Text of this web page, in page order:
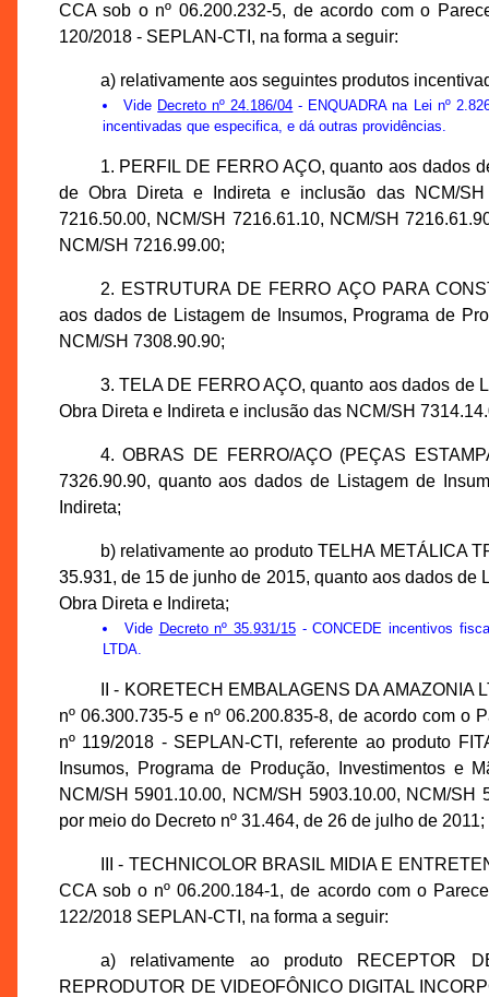
CCA sob o nº 06.200.232-5, de acordo com o
120/2018 - SEPLAN-CTI, na forma a seguir:
a) relativamente aos seguintes produtos
Vide Decreto nº 24.186/04 - ENQUADRA na Lei nº
incentivadas que especifica, e dá outras providências.
1. PERFIL DE FERRO AÇO, quanto aos dados
de Obra Direta e Indireta e inclusão das NCM/SH
7216.50.00, NCM/SH 7216.61.10, NCM/SH
NCM/SH 7216.99.00;
2. ESTRUTURA DE FERRO AÇO PARA
aos dados de Listagem de Insumos, Programa de
NCM/SH 7308.90.90;
3. TELA DE FERRO AÇO, quanto aos dados de
Obra Direta e Indireta e inclusão das NCM/SH
4. OBRAS DE FERRO/AÇO (PEÇAS
7326.90.90, quanto aos dados de Listagem de
Indireta;
b) relativamente ao produto TELHA METÁLICA
35.931, de 15 de junho de 2015, quanto aos dados de
Obra Direta e Indireta;
Vide Decreto nº 35.931/15- CONCEDE incentivos
LTDA.
II - KORETECH EMBALAGENS DA
nº 06.300.735-5 e nº 06.200.835-8, de acordo com o
nº 119/2018 - SEPLAN-CTI, referente ao produto
Insumos, Programa de Produção, Investimentos e
NCM/SH 5901.10.00, NCM/SH 5903.10.00, NCM/
por meio do Decreto nº 31.464, de 26 de julho de 2011;
III - TECHNICOLOR BRASIL MIDIA E
CCA sob o nº 06.200.184-1, de acordo com o
122/2018 SEPLAN-CTI, na forma a seguir:
a) relativamente ao produto RECEPTOR
REPRODUTOR DE VIDEOFÔNICO DIGITAL